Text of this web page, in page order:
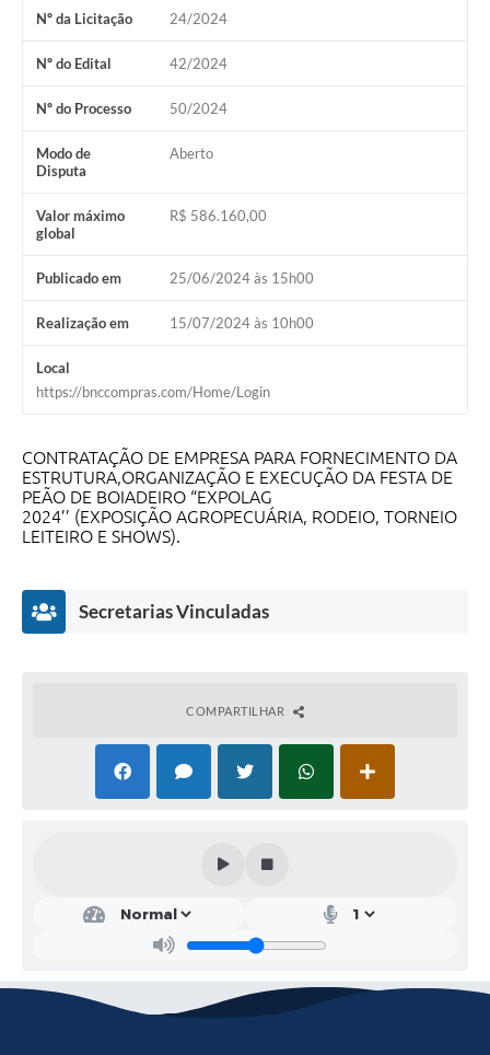
Atualização Cadastral
A Nossa Cidade
Galeria de Fotos
Audiências Públicas
Arquivos para Download
A Prefeitura
Carta de Serviços
Galeria de Vídeos
Projetos
Legislação
Editais
Serviços Online
Nº da Licitação 24/2024
Nº do Edital 42/2024
Nº do Processo 50/2024
Modo de
Disputa
Aberto
Valor máximo
global
R$ 586.160,00
Publicado em 25/06/2024 às 15h00
Realização em 15/07/2024 às 10h00
Local
https://bnccompras.com/Home/Login
CONTRATAÇÃO DE EMPRESA PARA FORNECIMENTO DA
ESTRUTURA,ORGANIZAÇÃO E EXECUÇÃO DA FESTA DE
PEÃO DE BOIADEIRO “EXPOLAG
2024’’ (EXPOSIÇÃO AGROPECUÁRIA, RODEIO, TORNEIO
LEITEIRO E SHOWS).
Secretarias Vinculadas
ura
Robe
COMPARTILHAR